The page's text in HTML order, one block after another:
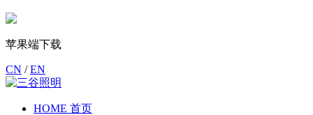
苹果端下载
CN /EN
HOME 首页